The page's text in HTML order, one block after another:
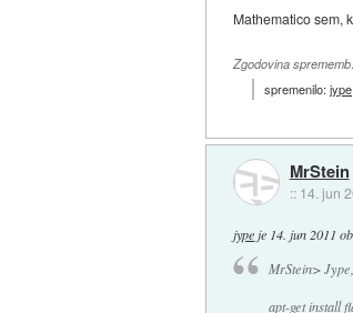
Mathematico sem,
Zgodovina
spremenilo:jype
MrStein
:: 14. jun
jypeje 14. jun 2011
MrStein>
apt-get install